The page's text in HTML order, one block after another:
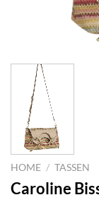
HOME / TASSEN
Caroline